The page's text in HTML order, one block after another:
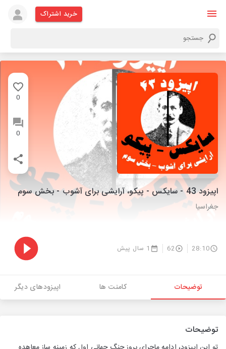
خرید اشتراک
0
0
اپیزود 43 - سایکس - پیکو، آرایشی برای آشوب - بخش سوم
جغراسیا
28:10
62 1 سال پیش
توضیحات کامنت ها اپیزودهای دیگر
توضیحات